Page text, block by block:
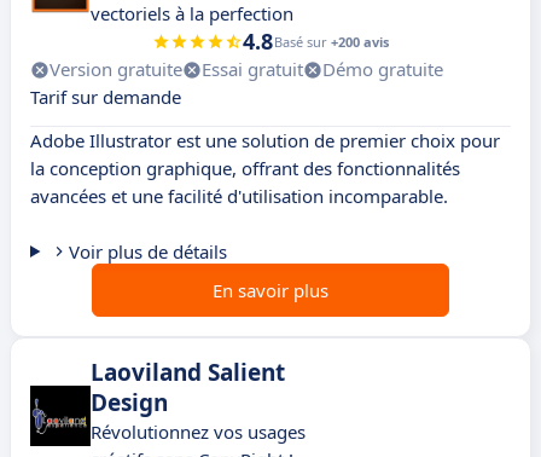
vectoriels à la perfection
4.8Basé sur +200 avis
Version gratuite Essai gratuit
Démo gratuite
Tarif sur demande
Adobe Illustrator est une solution de premier choix pour
la conception graphique, offrant des fonctionnalités
avancées et une facilité d'utilisation incomparable.
Voir plus de détails
En savoir plus
Laoviland Salient
Design
Révolutionnez vos usages